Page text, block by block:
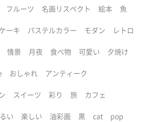
フルーツ 名画リスペクト 絵本 魚
ケーキ パステルカラー モダン レトロ
情景 月夜 食べ物 可愛い 夕焼け
おしゃれ アンティーク
スイーツ 彩り 旅 カフェ
い 楽しい 油彩画 黒 cat pop